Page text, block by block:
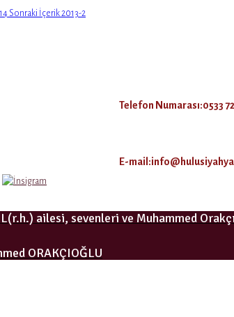
Sonraki İçerik2013-2
Telefon Numarası:0533
E-
ailesi, sevenleri ve Muhammed
ORAKÇIOĞLU